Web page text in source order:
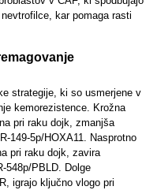
kar pomaga rasti
strategije, ki so usmerjene v
kemorezistence. Krožna
pri raku dojk, zmanjša
149-5p/HOXA11. Nasprotno
pri raku dojk, zavira
548p/PBLD. Dolge
igrajo ključno vlogo pri